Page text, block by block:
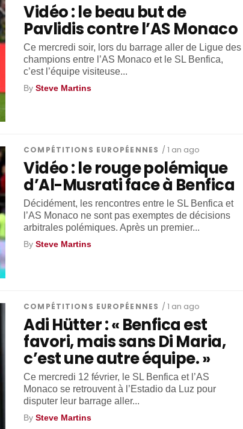
Vidéo : le beau but de
Pavlidis contre l’AS Monaco
Ce mercredi soir, lors du barrage aller de Ligue des
champions entre l’AS Monaco et le SL Benfica,
c’est l’équipe visiteuse...
BySteve Martins
COMPÉTITIONS EUROPÉENNES / 1 an ago
Vidéo : le rouge polémique
d’Al-Musrati face à Benfica
Décidément, les rencontres entre le SL Benfica et
l’AS Monaco ne sont pas exemptes de décisions
arbitrales polémiques. Après un premier...
BySteve Martins
COMPÉTITIONS EUROPÉENNES / 1 an ago
Adi Hütter : « Benfica est
favori, mais sans Di Maria,
c’est une autre équipe. »
Ce mercredi 12 février, le SL Benfica et l’AS
Monaco se retrouvent à l’Estadio da Luz pour
disputer leur barrage aller...
BySteve Martins